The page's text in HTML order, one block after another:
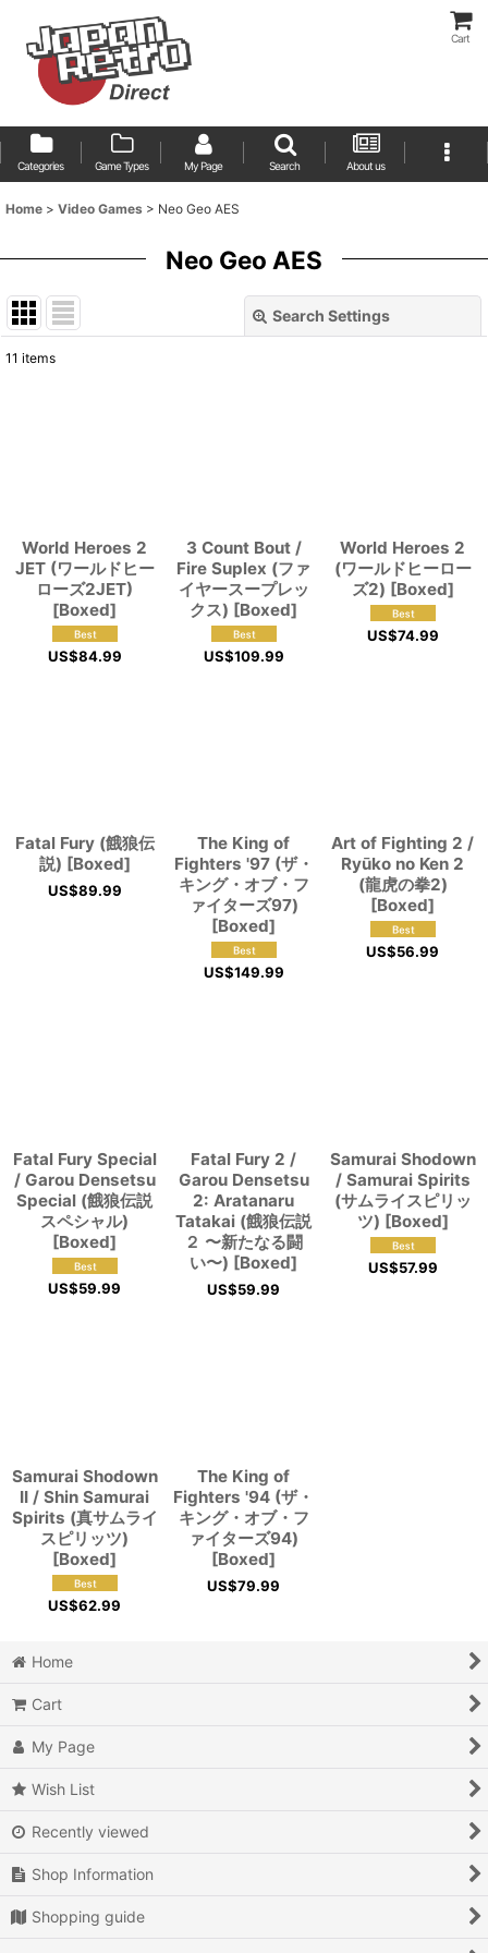
Cart
Categories Game Types My Page Search About us
Home > Video Games > Neo Geo AES
Neo Geo AES
Search Settings
11 items
World Heroes 2
JET (ワールドヒー
ローズ2JET)
[Boxed]
US$84.99
3 Count Bout /
Fire Suplex (ファ
イヤースープレッ
クス) [Boxed]
US$109.99
World Heroes 2
(ワールドヒーロー
ズ2) [Boxed]
US$74.99
Fatal Fury (餓狼伝
説) [Boxed]
US$89.99
The King of
Fighters '97 (ザ・
キング・オブ・フ
ァイターズ97)
[Boxed]
US$149.99
Art of Fighting 2 /
Ryūko no Ken 2
(龍虎の拳2)
[Boxed]
US$56.99
Fatal Fury Special
/ Garou Densetsu
Special (餓狼伝説
スペシャル)
[Boxed]
US$59.99
Fatal Fury 2 /
Garou Densetsu
2: Aratanaru
Tatakai (餓狼伝説
２ 〜新たなる闘
い〜) [Boxed]
US$59.99
Samurai Shodown
/ Samurai Spirits
(サムライスピリッ
ツ) [Boxed]
US$57.99
Samurai Shodown
II / Shin Samurai
Spirits (真サムライ
スピリッツ)
[Boxed]
US$62.99
The King of
Fighters '94 (ザ・
キング・オブ・フ
ァイターズ94)
[Boxed]
US$79.99
Home
Cart
My Page
Wish List
Recently viewed
Shop Information
Shopping guide